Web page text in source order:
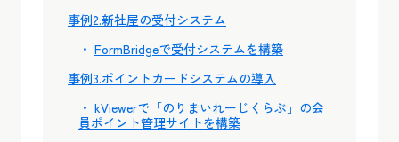
事例2.新社屋の受付システム
FormBridgeで受付システムを構築
事例3.ポイントカードシステムの導入
kViewerで「のりまいれーじくらぶ」の会
員ポイント管理サイトを構築